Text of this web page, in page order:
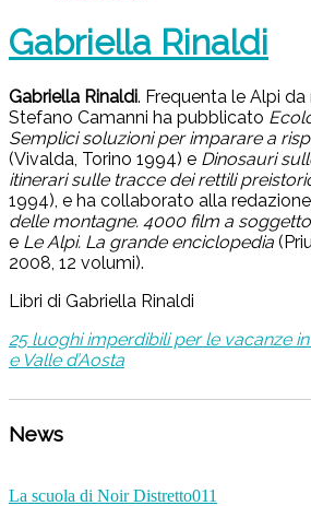
Gabriella Rinaldi
Gabriella Rinaldi. Frequenta le Alpi
Stefano Camanni ha pubblicato
Semplici soluzioni per imparare a
(Vivalda, Torino 1994) e Dinosauri
itinerari sulle tracce dei rettili
1994), e ha collaborato alla
delle montagne. 4000 film a soggetto
e Le Alpi. La grande enciclopedia
2008, 12 volumi).
Libri di Gabriella Rinaldi
25 luoghi imperdibili per le vacanze
e Valle d’Aosta
News
La scuola di Noir Distretto011